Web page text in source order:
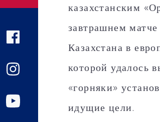
казахстанским
завтрашнем
Казахстана в
которой удалось
«горняки»
идущие цели.